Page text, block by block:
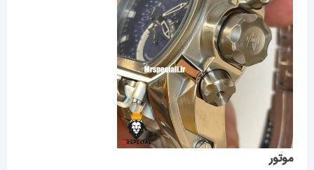
موتور